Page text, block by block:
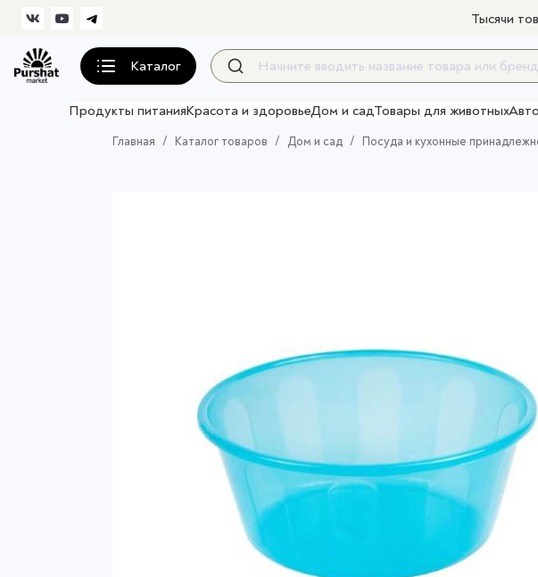
Тысячи
Каталог
Продукты питанияКрасота и здоровьеДом и садТовары для животных
Главная Каталог товаров Дом и сад Посуда и кухонные